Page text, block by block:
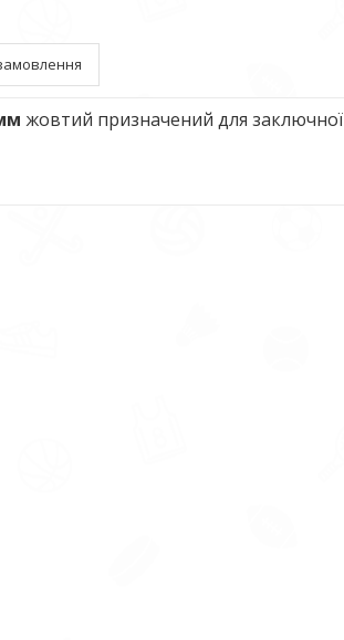
жовтий призначений для заключної